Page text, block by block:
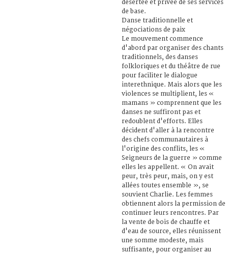
désertée et privée de ses services
de base.
Danse traditionnelle et
négociations de paix
Le mouvement commence
d'abord par organiser des chants
traditionnels, des danses
folkloriques et du théâtre de rue
pour faciliter le dialogue
interethnique. Mais alors que les
violences se multiplient, les «
mamans » comprennent que les
danses ne suffiront pas et
redoublent d'efforts. Elles
décident d'aller à la rencontre
des chefs communautaires à
l'origine des conflits, les «
Seigneurs de la guerre » comme
elles les appellent. « On avait
peur, très peur, mais, on y est
allées toutes ensemble », se
souvient Charlie. Les femmes
obtiennent alors la permission de
continuer leurs rencontres. Par
la vente de bois de chauffe et
d'eau de source, elles réunissent
une somme modeste, mais
suffisante, pour organiser au